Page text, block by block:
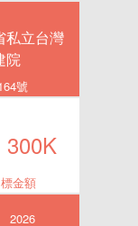
私立台灣
院
號
300K
金額
2026